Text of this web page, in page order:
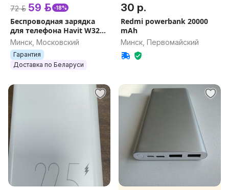
72 р. 59 р. -18%
Беспроводная зарядка
для телефона Havit W320
Black
Минск, Московский
Гарантия
Доставка по Беларуси
30 р.
Redmi powerbank 20000
mAh
Минск, Первомайский